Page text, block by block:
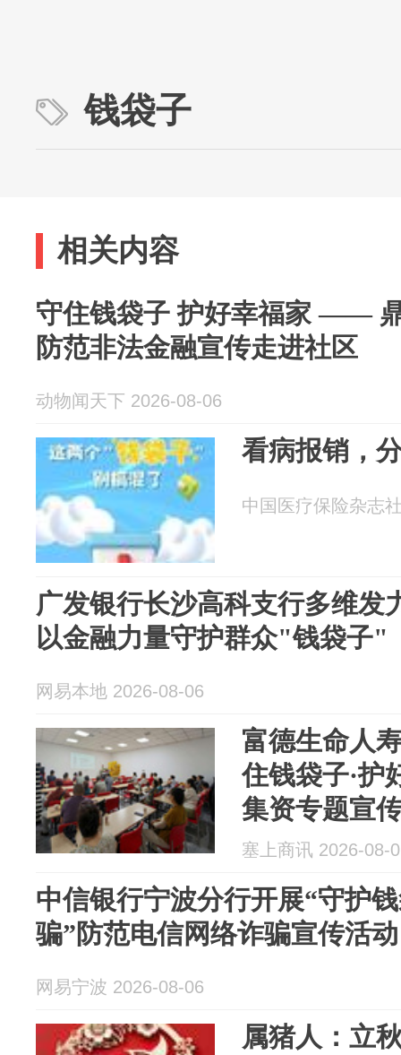
钱袋子
相关内容
守住钱袋子 护好幸福家 ——
防范非法金融宣传走进社区
动物闻天下 2026-08-06
看病报销，
中国医疗保险杂志
广发银行长沙高科支行多维发
以金融力量守护群众"钱袋子"
网易本地 2026-08-06
富德生命人
住钱袋子·护
集资专题宣
塞上商讯 2026-08-
中信银行宁波分行开展“守护
骗”防范电信网络诈骗宣传活动
网易宁波 2026-08-06
属猪人：立